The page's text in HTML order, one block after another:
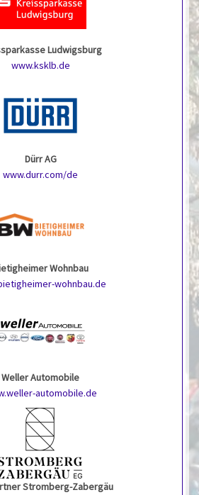
Ludwigsburg
www.ksklb.de
Dürr AG
www.durr.com/de
Wohnbau
wohnbau.de
Weller Automobile
automobile.de
Stromberg-Zabergäu